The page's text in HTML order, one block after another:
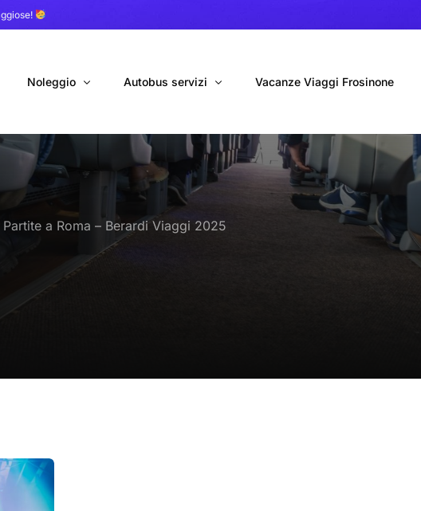
Noleggio
Autobus con conducente
Noleggio autobus Tour organizzati
Noleggio 9 Posti Online
Trasferimenti privati
Autobus servizi
Navetta Autobus da Fiumicino
Navetta Autobus da Ciampino
Autobus per Tour privati
Vacanze Viaggi Frosinone
a Roma – Berardi Viaggi 2025